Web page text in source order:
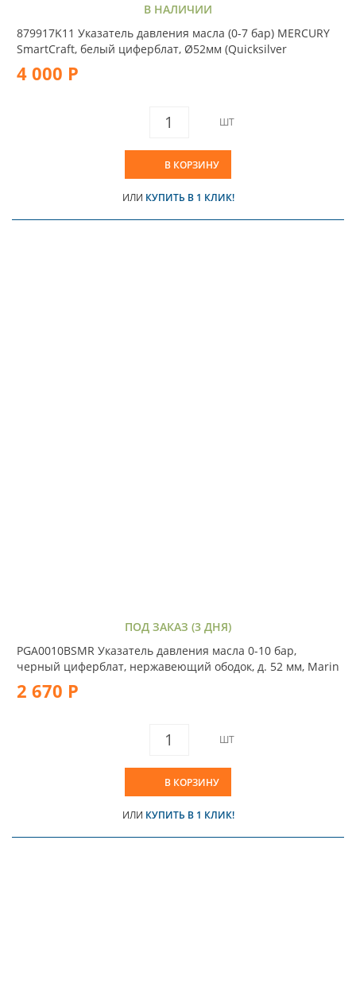
В НАЛИЧИИ
879917K11 Указатель давления масла (0-7 бар) MERCURY
SmartCraft, белый циферблат, Ø52мм (Quicksilver
4 000 Р
ШТ
В КОРЗИНУ
ИЛИ КУПИТЬ В 1 КЛИК!
ПОД ЗАКАЗ (3 ДНЯ)
PGA0010BSMR Указатель давления масла 0-10 бар,
черный циферблат, нержавеющий ободок, д. 52 мм, Marin
2 670 Р
ШТ
В КОРЗИНУ
ИЛИ КУПИТЬ В 1 КЛИК!